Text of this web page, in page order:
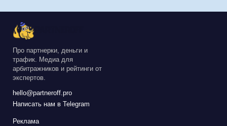
Про партнерки, деньги и
трафик. Медиа для
арбитражников и рейтинги от
экспертов.
hello@partneroff.pro
Написать нам в Telegram
Реклама